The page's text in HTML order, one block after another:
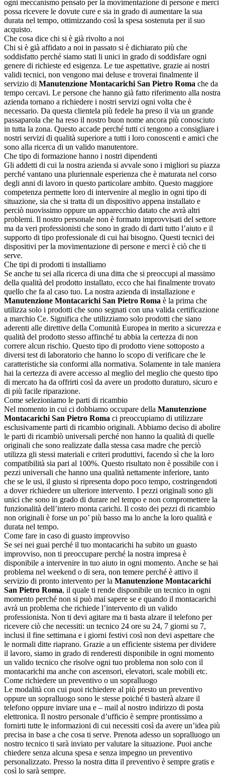
ogni meccanismo pensato per la movimentazione di persone e merci
possa ricevere le dovute cure e sia in grado di aumentare la sua
durata nel tempo, ottimizzando così la spesa sostenuta per il suo
acquisto.
Che cosa dice chi si è già rivolto a noi
Chi si è già affidato a noi in passato si è dichiarato più che
soddisfatto perché siamo stati li unici in grado di soddisfare ogni
genere di richieste ed esigenza. Le tue aspettative, grazie ai nostri
validi tecnici, non vengono mai deluse e troverai finalmente il
servizio di Manutenzione Montacarichi San Pietro Roma che da
tempo cercavi. Le persone che hanno già fatto riferimento alla nostra
azienda tornano a richiedere i nostri servizi ogni volta che è
necessario. Da questa clientela più fedele ha preso il via un grande
passaparola che ha reso il nostro buon nome ancora più conosciuto
in tutta la zona. Questo accade perché tutti ci tengono a consigliare i
nostri servizi di qualità superiore a tutti i loro conoscenti e amici che
sono alla ricerca di un valido manutentore.
Che tipo di formazione hanno i nostri dipendenti
Gli addetti di cui la nostra azienda si avvale sono i migliori su piazza
perché vantano una pluriennale esperienza che è maturata nel corso
degli anni di lavoro in questo particolare ambito. Questo maggiore
competenza permette loro di intervenire al meglio in ogni tipo di
situazione, sia che si tratta di un dispositivo appena installato e
perciò nuovissimo oppure un apparecchio datato che avrà altri
problemi. Il nostro personale non è formato improvvisati del settore
ma da veri professionisti che sono in grado di darti tutto l’aiuto e il
supporto di tipo professionale di cui hai bisogno. Questi tecnici dei
dispositivi per la movimentazione di persone e merci è ciò che ti
serve.
Che tipi di prodotti ti installiamo
Se anche tu sei alla ricerca di una ditta che si preoccupi al massimo
della qualità del prodotto installato, ecco che hai finalmente trovato
quello che fa al caso tuo. La nostra azienda di installazione e
Manutenzione Montacarichi San Pietro Roma è la prima che
utilizza solo i prodotti che sono segnati con una valida certificazione
a marchio Ce. Significa che utilizziamo solo prodotti che siano
aderenti alle direttive della Comunità Europea in merito a sicurezza e
qualità del prodotto stesso affinché tu abbia la certezza di non
correre alcun rischio. Questo tipo di prodotto viene sottoposto a
diversi test di laboratorio che hanno lo scopo di verificare che le
caratteristiche sia conformi alla normativa. Solamente in tale maniera
hai la certezza di avere accesso al meglio del meglio che questo tipo
di mercato ha da offrirti così da avere un prodotto duraturo, sicuro e
di più facile riparazione.
Come selezioniamo le parti di ricambio
Nel momento in cui ci dobbiamo occupare della Manutenzione
Montacarichi San Pietro Roma ci preoccupiamo di utilizzare
esclusivamente parti di ricambio originali. Abbiamo deciso di abolire
le parti di ricambiò universali perché non hanno la qualità di quelle
originali che sono realizzate dalla stessa casa madre che perciò
utilizza gli stessi materiali e criteri produttivi, facendo sì che la loro
compatibilità sia pari al 100%. Questo risultato non è possibile con i
pezzi universali che hanno una qualità nettamente inferiore, tanto
che se le usi, il giusto si ripresenta dopo poco tempo, costringendoti
a dover richiedere un ulteriore intervento. I pezzi originali sono gli
unici che sono in grado di durare nel tempo e non compromettere la
funzionalità dell’intero monta carichi. Il costo dei pezzi di ricambio
non originali è forse un po’ più basso ma lo anche la loro qualità e
durata nel tempo.
Come fare in caso di guasto improvviso
Se sei nei guai perché il tuo montacarichi ha subito un guasto
improvviso, non ti preoccupare perché la nostra impresa è
disponibile a intervenire in tuo aiuto in ogni momento. Anche se hai
problema nel weekend o di sera, non temere perché è attivo il
servizio di pronto intervento per la Manutenzione Montacarichi
San Pietro Roma, il quale ti rende disponibile un tecnico in ogni
momento perché non si può mai sapere se e quando il montacarichi
avrà un problema che richiede l’intervento di un valido
professionista. Non ti devi agitare ma ti basta alzare il telefono per
ricevere ciò che necessiti: un tecnico 24 ore su 24, 7 giorni su 7,
inclusi il fine settimana e i giorni festivi così non devi aspettare che
le normali ditte riaprano. Grazie a un efficiente sistema per dividere
il lavoro, siamo in grado di renderesti disponibile in ogni momento
un valido tecnico che risolve ogni tuo problema non solo con il
montacarichi ma anche con ascensori, elevatori, scale mobili etc.
Come richiedere un preventivo o un sopralluogo
Le modalità con cui puoi richiedere al più presto un preventivo
oppure un sopralluogo sono le stesse poiché ti basterà alzare il
telefono oppure inviare una e – mail al nostro indirizzo di posta
elettronica. Il nostro personale d’ufficio è sempre prontissimo a
fornirti tutte le informazioni di cui necessiti così da avere un’idea più
precisa in base a che cosa ti serve. Prenota adesso un sopralluogo un
nostro tecnico ti sarà inviato per valutare la situazione. Puoi anche
chiedere senza alcuna spesa e senza impegno un preventivo
personalizzato. Presso la nostra ditta il preventivo è sempre gratis e
così lo sarà sempre.